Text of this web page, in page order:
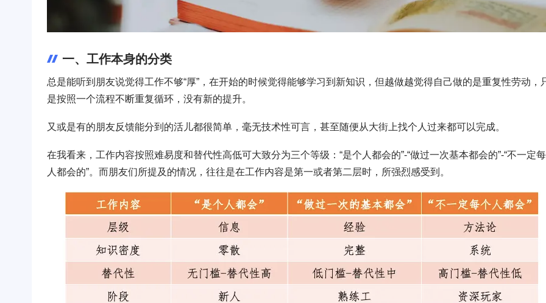
一、工作本身的分类
总是能听到朋友说觉得工作不够“厚”，在开始的时候觉得能够学习到新知识，但越做越觉得自己做的是重复性劳动，
是按照一个流程不断重复循环，没有新的提升。
又或是有的朋友反馈能分到的活儿都很简单，毫无技术性可言，甚至随便从大街上找个人过来都可以完成。
在我看来，工作内容按照难易度和替代性高低可大致分为三个等级：“是个人都会的”-“做过一次基本都会的”-“不一定
人都会的”。而朋友们所提及的情况，往往是在工作内容是第一或者第二层时，所强烈感受到。